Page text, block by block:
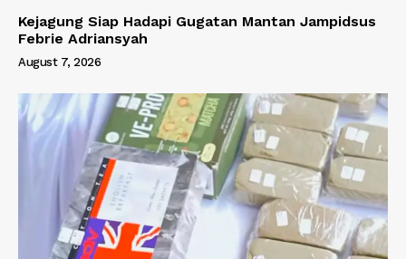
Kejagung Siap Hadapi Gugatan Mantan Jampidsus
Febrie Adriansyah
August 7, 2026